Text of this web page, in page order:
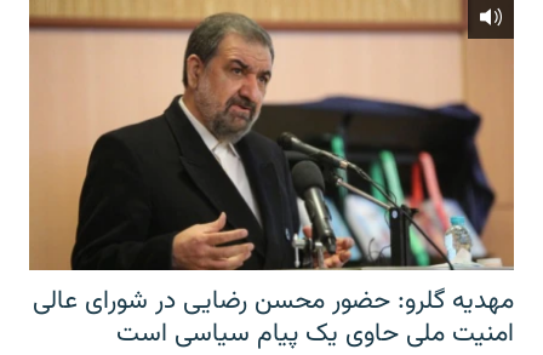
مهدیه گلرو: حضور محسن رضایی در شورای عالی
امنیت ملی حاوی یک پیام سیاسی است